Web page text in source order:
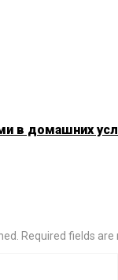
в домашних
Required fields